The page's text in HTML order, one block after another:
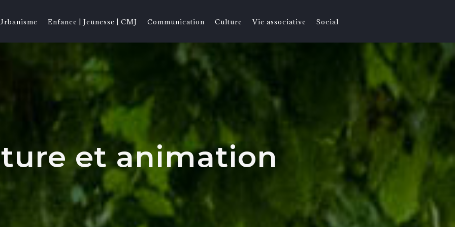
Enfance | Jeunesse | CMJ Communication Culture Vie associative Social
et animation